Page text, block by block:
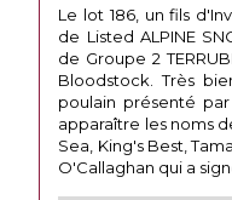
Le lot 186, un fils
de Listed ALPINE
de Groupe 2
Bloodstock. Très
poulain présenté
apparaître les noms
Sea, King's Best,
O'Callaghan qui a